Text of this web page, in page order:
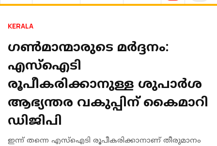
KERALA
ഗണ്‍മാന്മാരുടെ മര്‍ദ്ദനം:
എസ്‌ഐടി
രൂപീകരിക്കാനുള്ള ശുപാര്‍ശ
ആഭ്യന്തര വകുപ്പിന് കൈമാറി
ഡിജിപി
ഇന്ന് തന്നെ എസ്‌ഐടി രൂപീകരിക്കാനാണ് തീരുമാനം